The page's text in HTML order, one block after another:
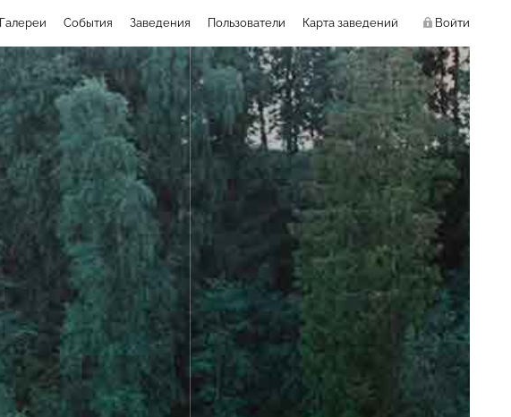
Войти
Галереи События Заведения Пользователи Карта заведений